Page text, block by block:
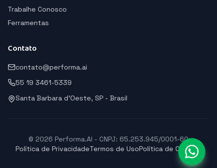
Trabalhe Conosco
Ferramentas
Contato
contato@performa.ai
55 19 3461-5339
Santa Barbara d'Oeste, SP - Brasil
© 2026 Performa.AI - CNPJ: 65.253.945/0001-60
Política de PrivacidadeTermos de UsoPolítica de Cookies